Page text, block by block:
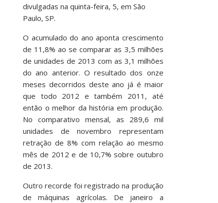
divulgadas na quinta-feira, 5, em São
Paulo, SP.
O acumulado do ano aponta crescimento
de 11,8% ao se comparar as 3,5 milhões
de unidades de 2013 com as 3,1 milhões
do ano anterior. O resultado dos onze
meses decorridos deste ano já é maior
que todo 2012 e também 2011, até
então o melhor da história em produção.
No comparativo mensal, as 289,6 mil
unidades de novembro representam
retração de 8% com relação ao mesmo
mês de 2012 e de 10,7% sobre outubro
de 2013.
Outro recorde foi registrado na produção
de máquinas agrícolas. De janeiro a